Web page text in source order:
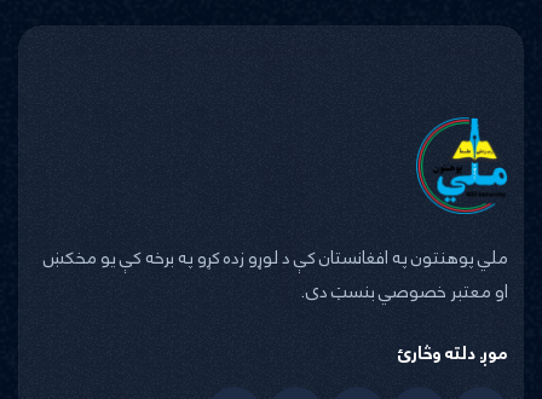
ملي پوهنتون په افغانستان کې د لوړو زده کړو په برخه کې یو مخکښ
او معتبر خصوصي بنسټ دی.
موږ دلته وڅارئ